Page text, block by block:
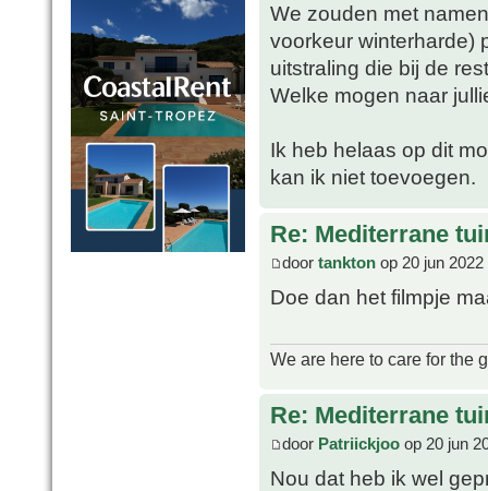
We zouden met
voorkeur winterharde)
uitstraling die bij de
Welke mogen naar
Ik heb helaas op dit
kan ik niet toevoegen.
Re: Mediterrane
door tankton op 20 jun 2022
Doe dan het filmpje
We are here to care for the
Re: Mediterrane
door Patriickjoo op 20 jun
Nou dat heb ik wel